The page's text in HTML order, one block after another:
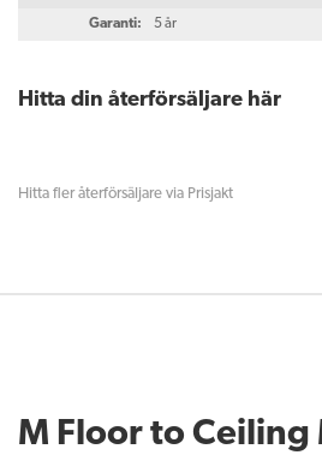
Garanti: 5 år
Hitta din återförsäljare här
Hitta fler återförsäljare via Prisjakt
M Floor to Ceiling